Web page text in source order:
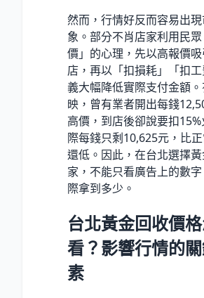
然而，行情好反而容易出
象。部分不肖店家利用民
價」的心理，先以高報價
店，再以「扣損耗」「扣
義大幅降低實際支付金額
映，曾有業者開出每錢
高價，到店後卻說要扣
際每錢只剩10,625元，比
還低。因此，在台北選擇
家，不能只看廣告上的數
際拿到多少。
台北黃金回收價
看？影響行情的
素